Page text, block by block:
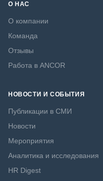
О НАС
О компании
Команда
Отзывы
Работа в ANCOR
НОВОСТИ И СОБЫТИЯ
Публикации в СМИ
Новости
Мероприятия
Аналитика и исследования
HR Digest